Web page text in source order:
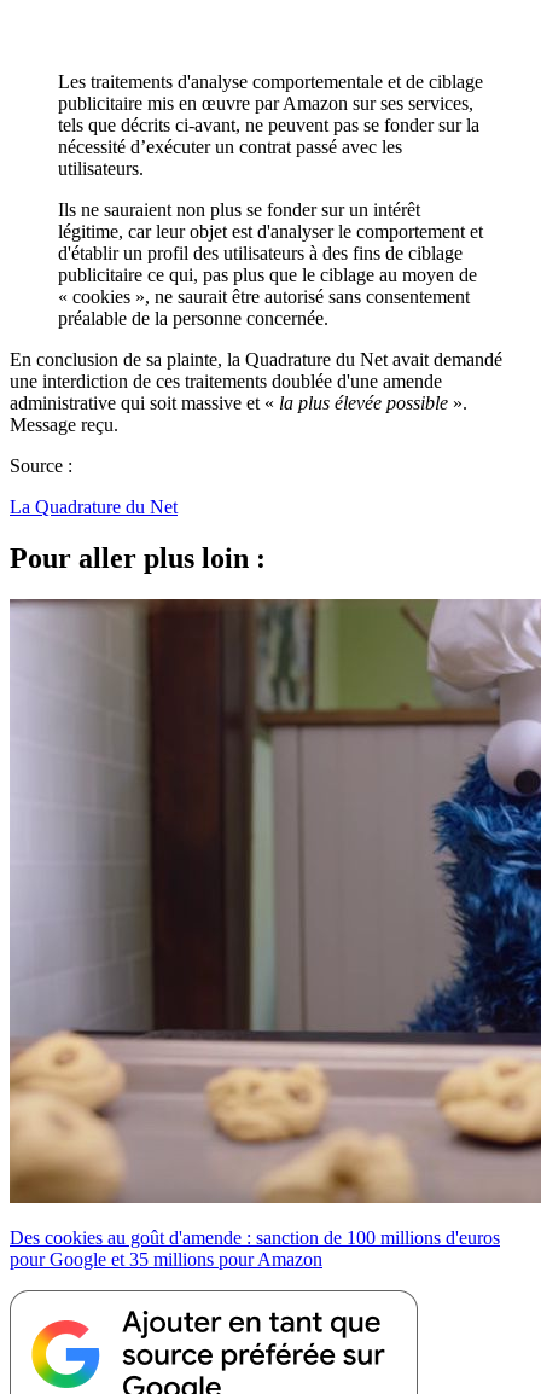
Les traitements d'analyse comportementale et de ciblage
publicitaire mis en œuvre par Amazon sur ses services,
tels que décrits ci-avant, ne peuvent pas se fonder sur la
nécessité d’exécuter un contrat passé avec les
utilisateurs.
Ils ne sauraient non plus se fonder sur un intérêt
légitime, car leur objet est d'analyser le comportement et
d'établir un profil des utilisateurs à des fins de ciblage
publicitaire ce qui, pas plus que le ciblage au moyen de
« cookies », ne saurait être autorisé sans consentement
préalable de la personne concernée.
En conclusion de sa plainte, la Quadrature du Net avait demandé
une interdiction de ces traitements doublée d'une amende
administrative qui soit massive et « la plus élevée possible ».
Message reçu.
Source :
La Quadrature du Net
Pour aller plus loin :
Des cookies au goût d'amende : sanction de 100 millions d'euros
pour Google et 35 millions pour Amazon